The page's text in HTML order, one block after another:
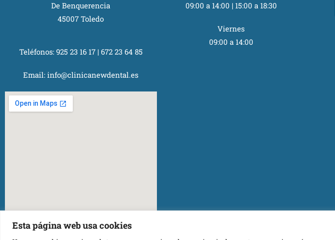
Esta página web usa cookies
De Benquerencia
45007 Toledo
Teléfonos: 925 23 16 17| 672 23 64 85
Email:info@clinicanewdental.es
09:00 a 14:00 | 15:00 a 18:30
Viernes
09:00 a 14:00